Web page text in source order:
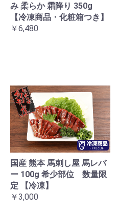
み 柔らか 霜降り 350g
【冷凍商品・化粧箱つき】
￥6,480
国産 熊本 馬刺し屋 馬レバ
ー 100g 希少部位 数量限
定 【冷凍】
￥3,000